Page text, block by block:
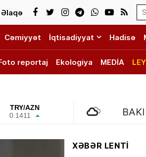
Əlaqə
Cəmiyyət İqtisadiyyat Hadisə
reportaj Ekologiya MEDİA
TRY/AZN
0.1411
BAKI
XƏBƏR LENTİ